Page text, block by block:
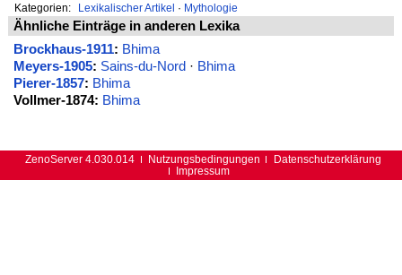
Kategorien:
Lexikalischer Artikel · Mythologie
Ähnliche Einträge in anderen Lexika
Brockhaus-1911: Bhima
Meyers-1905: Sains-du-Nord · Bhima
Pierer-1857: Bhima
Vollmer-1874: Bhima
ZenoServer 4.030.014 Nutzungsbedingungen
Datenschutzerklärung
Impressum